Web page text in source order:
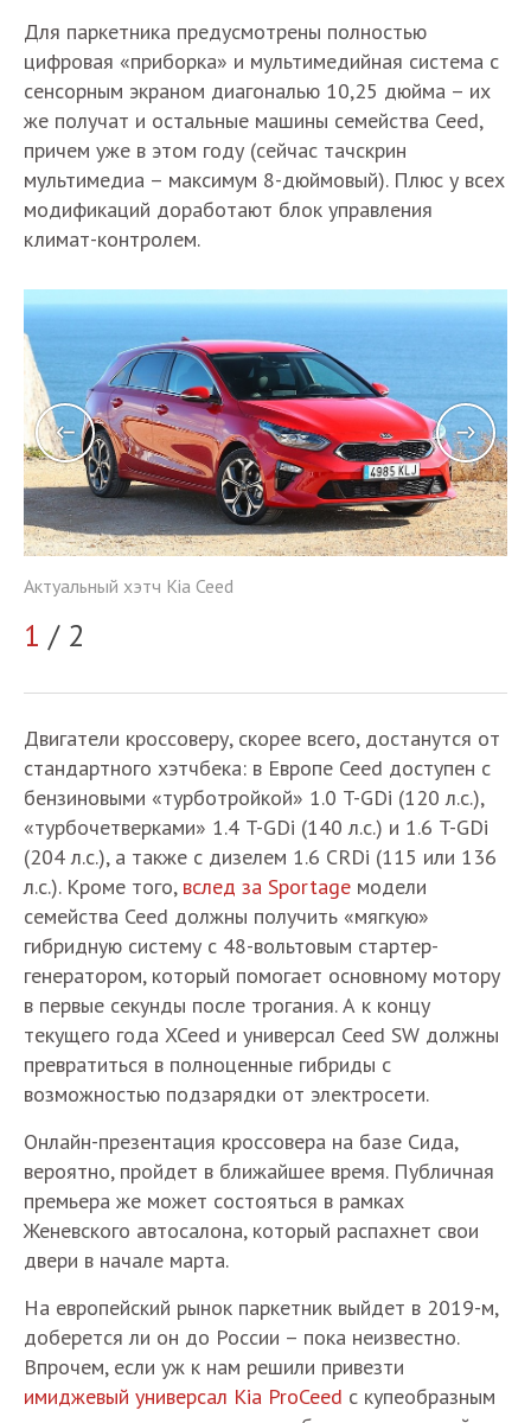
Для паркетника предусмотрены полностью
цифровая «приборка» и мультимедийная система с
сенсорным экраном диагональю 10,25 дюйма – их
же получат и остальные машины семейства Ceed,
причем уже в этом году (сейчас тачскрин
мультимедиа – максимум 8-дюймовый). Плюс у всех
модификаций доработают блок управления
климат-контролем.
Актуальный хэтч Kia Ceed
1 / 2
Двигатели кроссоверу, скорее всего, достанутся от
стандартного хэтчбека: в Европе Ceed доступен с
бензиновыми «турботройкой» 1.0 T-GDi (120 л.с.),
«турбочетверками» 1.4 T-GDi (140 л.с.) и 1.6 T-GDi
(204 л.с.), а также с дизелем 1.6 CRDi (115 или 136
л.с.). Кроме того, вслед за Sportage модели
семейства Ceed должны получить «мягкую»
гибридную систему с 48-вольтовым стартер-
генератором, который помогает основному мотору
в первые секунды после трогания. А к концу
текущего года XCeed и универсал Ceed SW должны
превратиться в полноценные гибриды с
возможностью подзарядки от электросети.
Онлайн-презентация кроссовера на базе Сида,
вероятно, пройдет в ближайшее время. Публичная
премьера же может состояться в рамках
Женевского автосалона, который распахнет свои
двери в начале марта.
На европейский рынок паркетник выйдет в 2019-м,
доберется ли он до России – пока неизвестно.
Впрочем, если уж к нам решили привезти
имиджевый универсал Kia ProCeed с купеобразным